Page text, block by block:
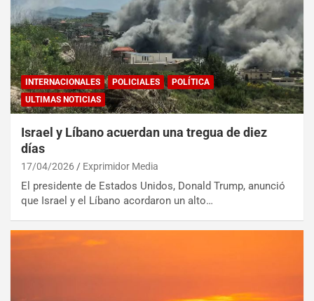
INTERNACIONALES POLICIALES
POLÍTICA
ULTIMAS NOTICIAS
Israel y Líbano acuerdan una tregua de diez
días
17/04/2026 Exprimidor Media
El presidente de Estados Unidos, Donald Trump, anunció
que Israel y el Líbano acordaron un alto…